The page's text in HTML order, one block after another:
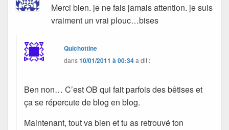
Merci bien. je ne fais jamais attention. je suis
vraiment un vrai plouc…bises
Quichottine
dans10/01/2011 à 00:34a dit :
Ben non… C’est OB qui fait parfois des bêtises et
ça se répercute de blog en blog.
Maintenant, tout va bien et tu as retrouvé ton